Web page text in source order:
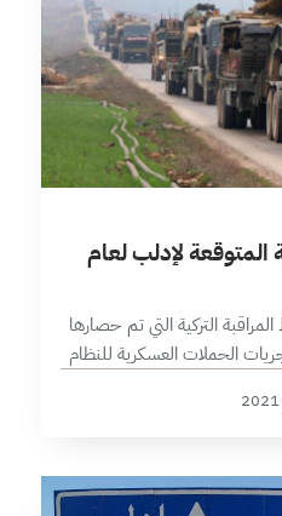
المتوقعة لإدلب لعام
التركية التي تم حصارها
الحملات العسكرية للنظام
في أماكن مختلفة وهذا